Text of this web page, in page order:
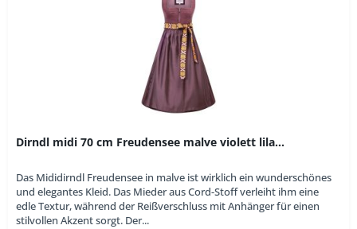
Dirndl midi 70 cm Freudensee malve violett lila...
Das Mididirndl Freudensee in malve ist wirklich ein wunderschönes
und elegantes Kleid. Das Mieder aus Cord-Stoff verleiht ihm eine
edle Textur, während der Reißverschluss mit Anhänger für einen
stilvollen Akzent sorgt. Der...